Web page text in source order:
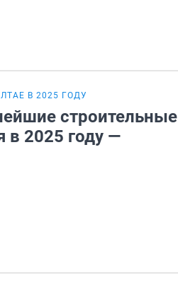
В 2025 ГОДУ
строительные
в 2025 году —